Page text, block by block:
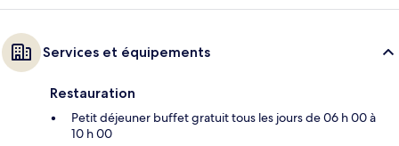
Services et équipements
Restauration
Petit déjeuner buffet gratuit tous les jours de 06 h 00 à
10 h 00